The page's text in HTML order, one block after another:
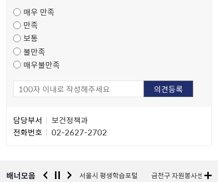
도
조
사
매우 만족
만족
보통
불만족
매우불만족
자
담당부서
보건정책과
전화번호
02-2627-2702
배너모음
경찰청 유실물 통합포털 서울시 평생학습포털 금천구 자원봉사센터